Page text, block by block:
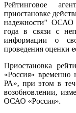
Рейтинговое
приостановке
надежности" ОСАО
года в связи с
информации о
проведения оценки
Приостановка
«Россия» временно
РА», при этом в
возобновлении,
ОСАО «Россия».